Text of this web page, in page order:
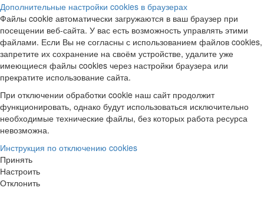
Дополнительные настройки cookies в браузерах
Файлы cookie автоматически загружаются в ваш браузер при
посещении веб-сайта. У вас есть возможность управлять этими
файлами. Если Вы не согласны с использованием файлов cookies,
запретите их сохранение на своём устройстве, удалите уже
имеющиеся файлы cookies через настройки браузера или
прекратите использование сайта.
При отключении обработки cookie наш сайт продолжит
функционировать, однако будут использоваться исключительно
необходимые технические файлы, без которых работа ресурса
невозможна.
Инструкция по отключению cookies
Принять
Настроить
Отклонить